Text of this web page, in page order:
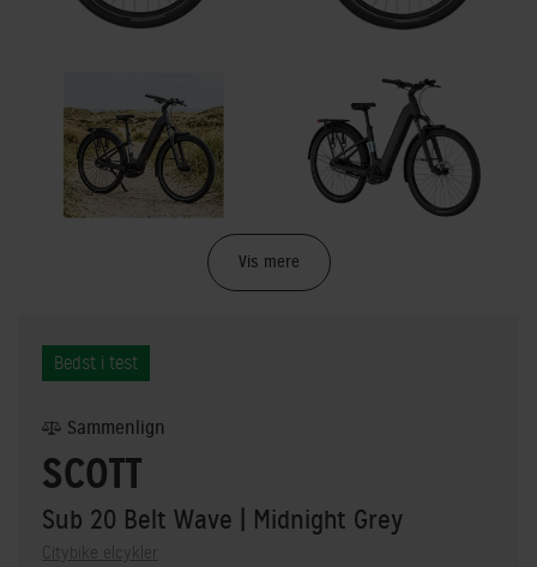
Vis mere
Bedst i test
SCOTT
Sub 20 Belt Wave | Midnight Grey
Citybike elcykler
Sammenlign